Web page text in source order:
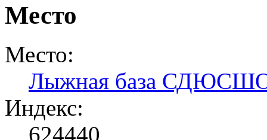
Место
Место:
Лыжная база
Индекс:
624440